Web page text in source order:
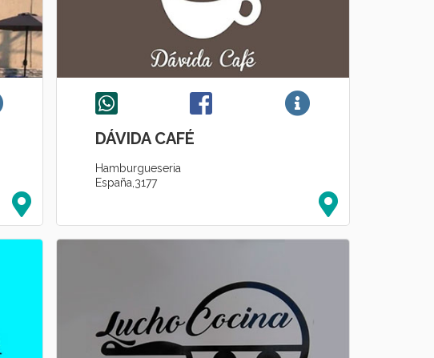
DÁVIDA CAFÉ
Hamburgueseria
España,3177